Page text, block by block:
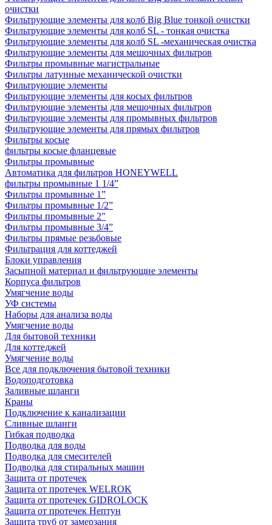
очистки
Фильтрующие элементы для колб Big Blue тонкой очистки
Фильтрующие элементы для колб SL - тонкая очистка
Фильтрующие элементы для колб SL -механическая очистка
Фильтрующие элементы для мешочных фильтров
Фильтры промывные магистральные
Фильтры латунные механической очистки
Фильтрующие элементы
Фильтрующие элементы для косых фильтров
Фильтрующие элементы для мешочных фильтров
Фильтрующие элементы для промывных фильтров
Фильтрующие элементы для прямых фильтров
Фильтры косые
фильтры косые фланцевые
Фильтры промывные
Автоматика для фильтров HONEYWELL
фильтры промывные 1 1/4”
Фильтры промывные 1”
Фильтры промывные 1/2”
Фильтры промывные 2"
Фильтры промывные 3/4”
Фильтры прямые резьбовые
Фильтрация для коттеджей
Блоки управления
Засыпной материал и фильтрующие элементы
Корпуса фильтров
Умягчение воды
УФ системы
Наборы для анализа воды
Умягчение воды
Для бытовой техники
Для коттеджей
Умягчение воды
Все для подключения бытовой техники
Водоподготовка
Заливные шланги
Краны
Подключение к канализации
Сливные шланги
Гибкая подводка
Подводка для воды
Подводка для смесителей
Подводка для стиральных машин
Защита от протечек
Защита от протечек WELROK
Защита от протечек GIDROLOCK
Защита от протечек Нептун
Защита труб от замерзания